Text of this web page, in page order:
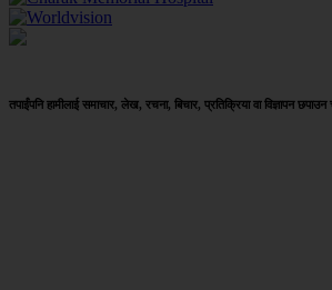
तपाईंपनि हामीलाई समाचार, लेख, रचना, बिचार, प्रतिक्रिया वा विज्ञापन